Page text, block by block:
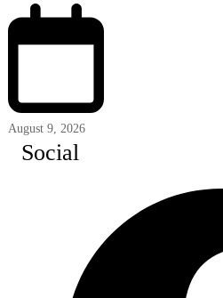
August 9, 2026
Social